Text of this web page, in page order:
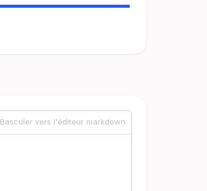
Basculer vers l'éditeur markdown